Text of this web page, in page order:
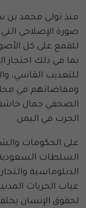
صورة الإصلاحي
للقمع على كل
بما في ذلك
للتعذيب القاسي،
ومقاضاتهم في
الصحفي جمال
الحرب في اليمن.
على الحكومات
السلطات السعودية
الدبلوماسية
غياب الحريات
لحقوق الإنسان